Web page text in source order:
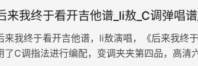
来我终于看开吉他谱_li敖_C调弹唱
来我终于看开吉他谱，li敖演唱，《后来我终
了C调指法进行编配，变调夹夹第四品，高清